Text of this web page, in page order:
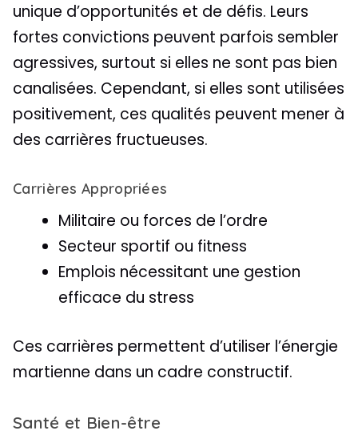
unique d’opportunités et de défis. Leurs
fortes convictions peuvent parfois sembler
agressives, surtout si elles ne sont pas bien
canalisées. Cependant, si elles sont utilisées
positivement, ces qualités peuvent mener à
des carrières fructueuses.
Carrières Appropriées
Militaire ou forces de l’ordre
Secteur sportif ou fitness
Emplois nécessitant une gestion
efficace du stress
Ces carrières permettent d’utiliser l’énergie
martienne dans un cadre constructif.
Santé et Bien-être